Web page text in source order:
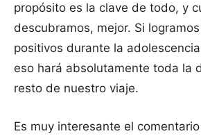
propósito es la clave de todo, y
descubramos, mejor. Si
positivos durante la
eso hará absolutamente toda la
resto de nuestro viaje.
Es muy interesante el